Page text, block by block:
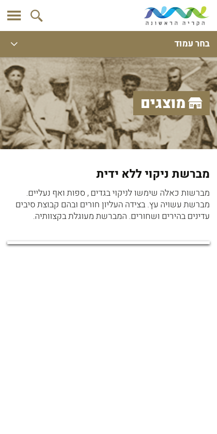
בחר עמוד
מוצגים
מברשת ניקוי ללא ידית
מברשות כאלה שימשו לניקוי בגדים , ספות ואף נעליים.
מברשת עשויה עץ. בצידה העליון חורים ובהם קבוצת סיבים
עדינים בהירים ושחורים. המברשת מעוגלת בקצוותיה.